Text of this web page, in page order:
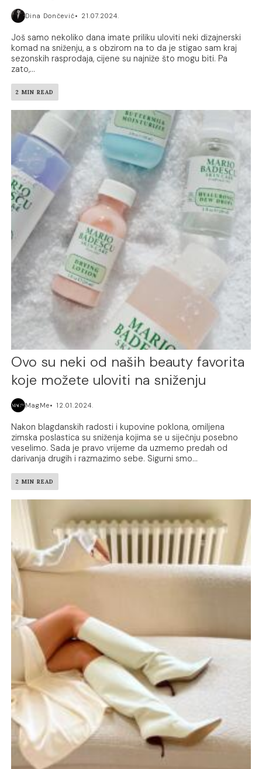
Dina Dončević 21.07.2024.
Još samo nekoliko dana imate priliku uloviti neki dizajnerski
komad na sniženju, a s obzirom na to da je stigao sam kraj
sezonskih rasprodaja, cijene su najniže što mogu biti. Pa
zato,...
2 MIN READ
Ovo su neki od naših beauty favorita
koje možete uloviti na sniženju
MagMe 12.01.2024.
Nakon blagdanskih radosti i kupovine poklona, omiljena
zimska poslastica su sniženja kojima se u siječnju posebno
veselimo. Sada je pravo vrijeme da uzmemo predah od
darivanja drugih i razmazimo sebe. Sigurni smo...
2 MIN READ